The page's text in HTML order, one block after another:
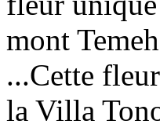
mont
...Cette
la Villa